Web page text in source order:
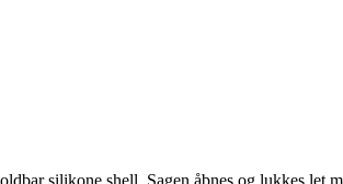
silikone shell. Sagen åbnes og lukkes let